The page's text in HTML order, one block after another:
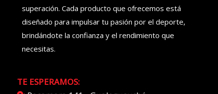
superación. Cada producto que ofrecemos está
diseñado para impulsar tu pasión por el deporte,
brindándote la confianza y el rendimiento que
necesitas.
TE ESPERAMOS: